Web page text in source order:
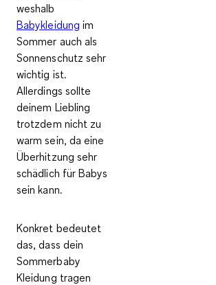
weshalb
Babykleidung im
Sommer auch als
Sonnenschutz sehr
wichtig ist.
Allerdings sollte
deinem Liebling
trotzdem nicht zu
warm sein, da eine
Überhitzung sehr
schädlich für Babys
sein kann.
Konkret bedeutet
das, dass dein
Sommerbaby
Kleidung tragen